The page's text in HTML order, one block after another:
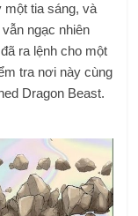
một tia sáng, và
ngạc nhiên
ra lệnh cho một
tra nơi này cùng
Dragon Beast.